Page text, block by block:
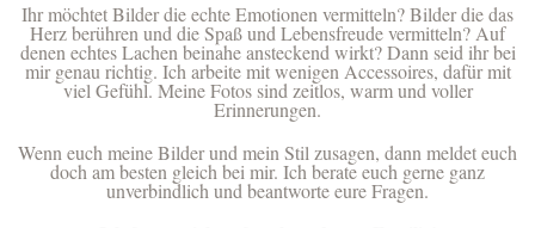
Ihr möchtet Bilder die echte Emotionen vermitteln? Bilder die das
Herz berühren und die Spaß und Lebensfreude vermitteln? Auf
denen echtes Lachen beinahe ansteckend wirkt? Dann seid ihr bei
mir genau richtig. Ich arbeite mit wenigen Accessoires, dafür mit
viel Gefühl. Meine Fotos sind zeitlos, warm und voller
Erinnerungen.
Wenn euch meine Bilder und mein Stil zusagen, dann meldet euch
doch am besten gleich bei mir. Ich berate euch gerne ganz
unverbindlich und beantworte eure Fragen.